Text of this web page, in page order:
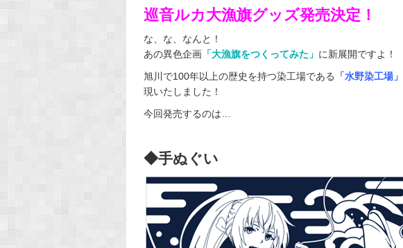
巡音ルカ大漁旗グッズ発売決定！
な、な、なんと！
あの異色企画 「大漁旗をつくってみた」 に新展開ですよ！
旭川で100年以上の歴史を持つ染工場である
「水野染工場」
現いたしました！
今回発売するのは…
◆手ぬぐい